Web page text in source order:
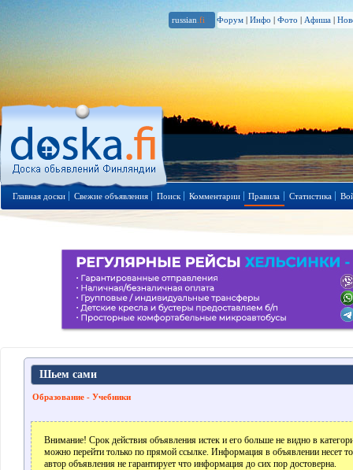
russian .fi Форум | Инфо | Фото | Афиша |
Главная доски Свежие объявления Поиск Комментарии Правила Статистика
Шьем сами
Образование - Учебники
Внимание! Срок действия объявления истек и его больше не видно в
можно перейти только по прямой ссылке. Информация в объявлении несет
автор объявления не гарантирует что информация до сих пор достоверна.